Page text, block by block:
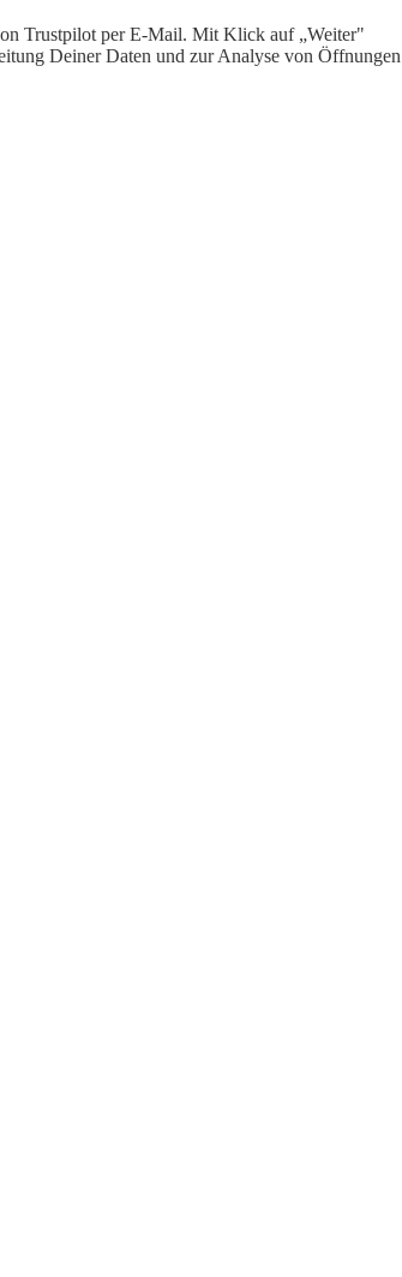
Trustpilot per E-Mail. Mit Klick auf „Weiter"
Deiner Daten und zur Analyse von Öffnungen